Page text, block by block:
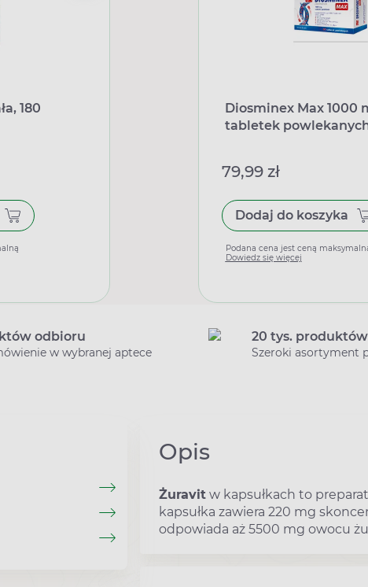
180
Diosminex Max 1000
tabletek
79,99 zł
Dodaj do koszyka
Podana cena jest ceną
Dowiedz się więcej
odbioru
w wybranej aptece
20 tys. produktów
Szeroki asortyment
Opis
Żuravit w kapsułkach to
kapsułka zawiera 220 mg
odpowiada aż 5500 mg owocu